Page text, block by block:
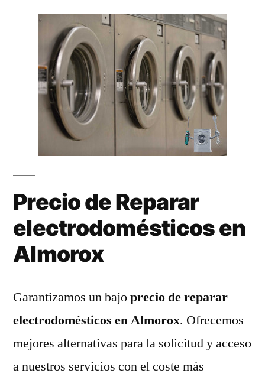
Precio de Reparar
electrodomésticos en
Almorox
Garantizamos un bajoprecio de reparar
electrodomésticos en Almorox. Ofrecemos
mejores alternativas para la solicitud y acceso
a nuestros servicios con el coste más